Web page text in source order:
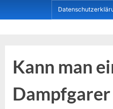
to
Kann man